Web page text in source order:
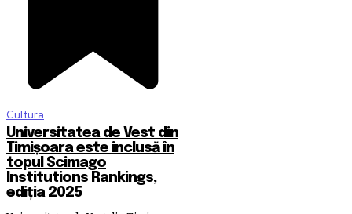
Cultura
Universitatea de Vest din
Timișoara este inclusă în
topul Scimago
Institutions Rankings,
ediția 2025